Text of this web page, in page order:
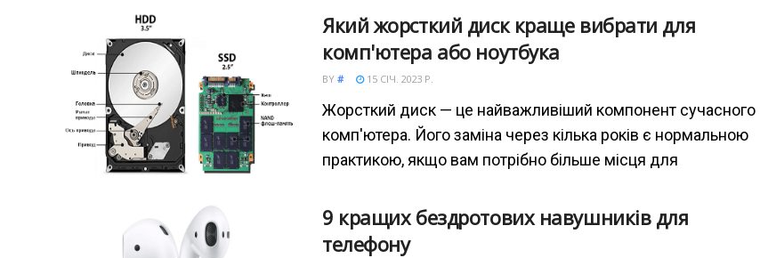
Який жорсткий диск краще вибрати для
комп'ютера або ноутбука
BY # 15 СІЧ. 2023 Р.
Жорсткий диск — це найважливіший компонент сучасного
комп'ютера. Його заміна через кілька років є нормальною
практикою, якщо вам потрібно більше місця для
9 кращих бездротових навушників для
телефону